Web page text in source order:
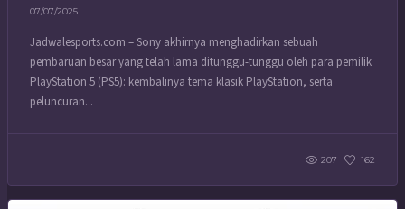
07/07/2025
Jadwalesports.com – Sony akhirnya menghadirkan sebuah
pembaruan besar yang telah lama ditunggu-tunggu oleh para pemilik
PlayStation 5 (PS5): kembalinya tema klasik PlayStation, serta
peluncuran...
207 162